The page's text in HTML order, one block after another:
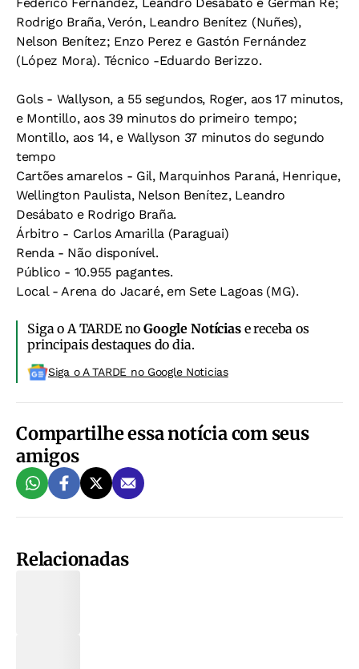
Rodrigo Braña, Verón, Leandro Benítez (Nuñes),
Nelson Benítez; Enzo Perez e Gastón Fernández
(López Mora). Técnico -Eduardo Berizzo.
Gols - Wallyson, a 55 segundos, Roger, aos 17 minutos,
e Montillo, aos 39 minutos do primeiro tempo;
Montillo, aos 14, e Wallyson 37 minutos do segundo
tempo
Cartões amarelos - Gil, Marquinhos Paraná, Henrique,
Wellington Paulista, Nelson Benítez, Leandro
Desábato e Rodrigo Braña.
Árbitro - Carlos Amarilla (Paraguai)
Renda - Não disponível.
Público - 10.955 pagantes.
Local - Arena do Jacaré, em Sete Lagoas (MG).
Siga o A TARDE noGoogle Notíciase receba os
principais destaques do dia.
Siga o A TARDE no Google Noticias
Compartilhe essa notícia com seus
amigos
Relacionadas